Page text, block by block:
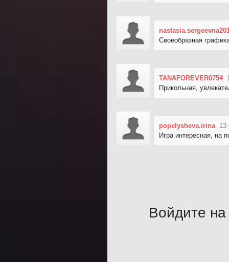
Своеобразная
TANAFOREVER0754
Прикольная,
popelysheva.irina 13
Игра интересная, на
Войдите на